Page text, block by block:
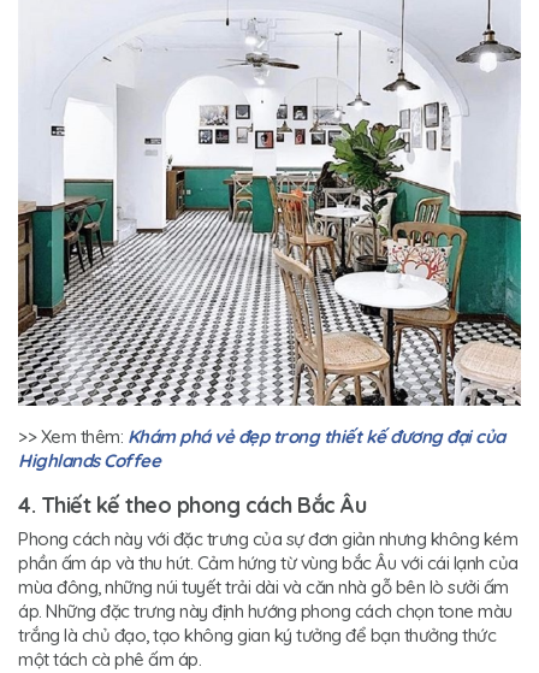
>> Xem thêm: Khám phá vẻ đẹp trong thiết kế đương đại của
Highlands Coffee
4. Thiết kế theo phong cách Bắc Âu
Phong cách này với đặc trưng của sự đơn giản nhưng không kém
phần ấm áp và thu hút. Cảm hứng từ vùng bắc Âu với cái lạnh của
mùa đông, những núi tuyết trải dài và căn nhà gỗ bên lò sưởi ấm
áp. Những đặc trưng này định hướng phong cách chọn tone màu
trắng là chủ đạo, tạo không gian ký tưởng để bạn thưởng thức
một tách cà phê ấm áp.